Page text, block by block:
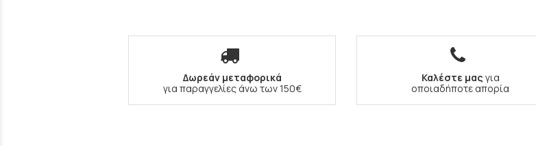
Δωρεάν μεταφορικά
για παραγγελίες άνω των 150€
Καλέστε μας για
οποιαδήποτε απορία